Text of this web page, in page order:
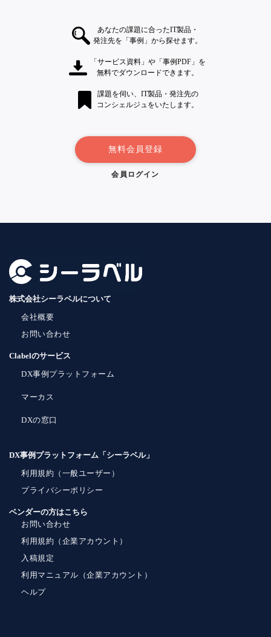
あなたの課題に合ったIT製品・
発注先を「事例」から探せます。
「サービス資料」や「事例PDF」を
無料でダウンロードできます。
課題を伺い、IT製品・発注先の
コンシェルジュをいたします。
無料会員登録
会員ログイン
株式会社シーラベルについて
会社概要
お問い合わせ
Clabelのサービス
DX事例プラットフォーム
マーカス
DXの窓口
DX事例プラットフォーム「シーラベル」
利用規約（一般ユーザー）
プライバシーポリシー
ベンダーの方はこちら
お問い合わせ
利用規約（企業アカウント）
入稿規定
利用マニュアル（企業アカウント）
ヘルプ